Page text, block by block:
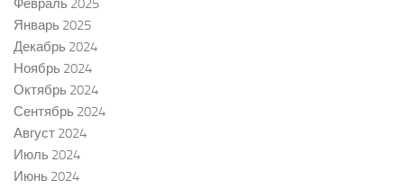
Февраль 2025
Январь 2025
Декабрь 2024
Ноябрь 2024
Октябрь 2024
Сентябрь 2024
Август 2024
Июль 2024
Июнь 2024